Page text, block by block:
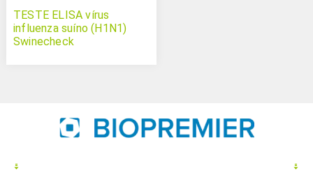
TESTE ELISA vírus
influenza suíno (H1N1)
Swinecheck